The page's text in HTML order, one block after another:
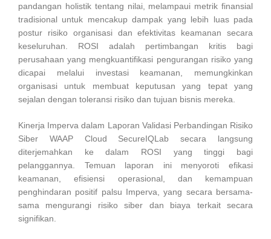
pandangan holistik tentang nilai, melampaui metrik finansial
tradisional untuk mencakup dampak yang lebih luas pada
postur risiko organisasi dan efektivitas keamanan secara
keseluruhan. ROSI adalah pertimbangan kritis bagi
perusahaan yang mengkuantifikasi pengurangan risiko yang
dicapai melalui investasi keamanan, memungkinkan
organisasi untuk membuat keputusan yang tepat yang
sejalan dengan toleransi risiko dan tujuan bisnis mereka.
Kinerja Imperva dalam Laporan Validasi Perbandingan Risiko
Siber WAAP Cloud SecureIQLab secara langsung
diterjemahkan ke dalam ROSI yang tinggi bagi
pelanggannya. Temuan laporan ini menyoroti efikasi
keamanan, efisiensi operasional, dan kemampuan
penghindaran positif palsu Imperva, yang secara bersama-
sama mengurangi risiko siber dan biaya terkait secara
signifikan.